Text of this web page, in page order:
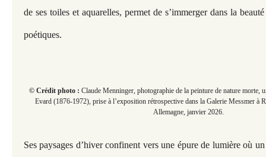
de ses toiles et aquarelles, permet de s’immerger dans la
poétiques.
© Crédit photo : Claude Menninger, photographie de la peinture de nature morte,
Evard (1876-1972), prise à l’exposition rétrospective dans la Galerie Messmer à
Allemagne, janvier 2026.
Ses paysages d’hiver confinent vers une épure de lumière où